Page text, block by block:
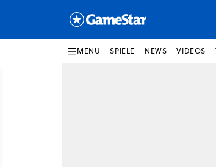
MENU SPIELE NEWS VIDEOS